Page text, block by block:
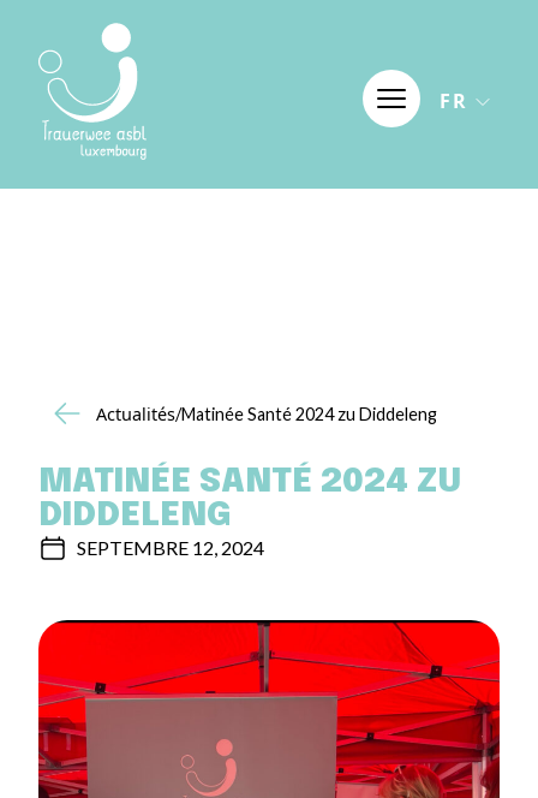
FR
Actualités/Matinée Santé 2024 zu Diddeleng
MATINÉE SANTÉ 2024 ZU
DIDDELENG
SEPTEMBRE 12, 2024